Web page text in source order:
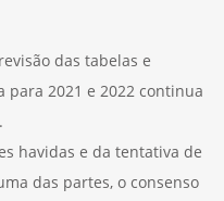
das tabelas e
para 2021 e 2022 continua
havidas e da tentativa de
das partes, o consenso